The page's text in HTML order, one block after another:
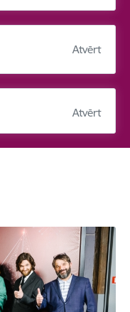
Atvērt
Atvērt